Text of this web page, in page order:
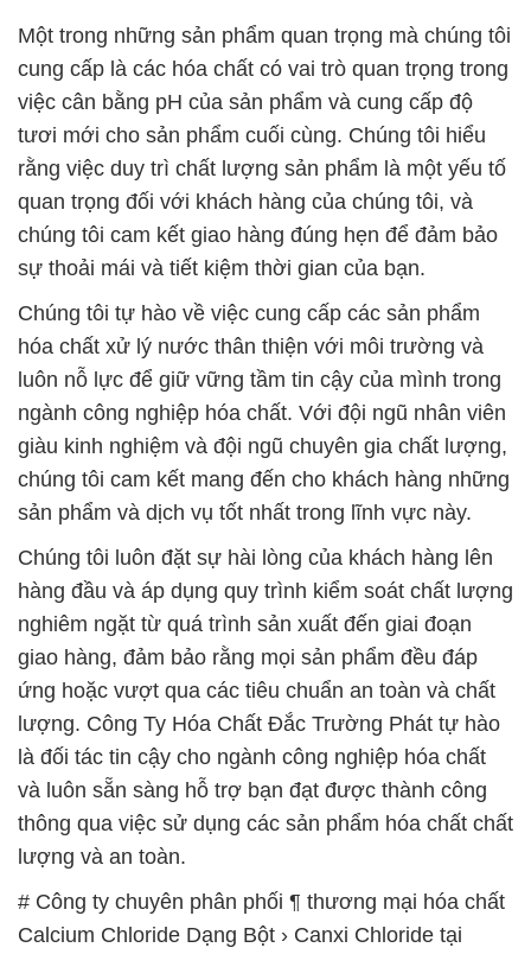
Một trong những sản phẩm quan trọng mà chúng tôi
cung cấp là các hóa chất có vai trò quan trọng trong
việc cân bằng pH của sản phẩm và cung cấp độ
tươi mới cho sản phẩm cuối cùng. Chúng tôi hiểu
rằng việc duy trì chất lượng sản phẩm là một yếu tố
quan trọng đối với khách hàng của chúng tôi, và
chúng tôi cam kết giao hàng đúng hẹn để đảm bảo
sự thoải mái và tiết kiệm thời gian của bạn.
Chúng tôi tự hào về việc cung cấp các sản phẩm
hóa chất xử lý nước thân thiện với môi trường và
luôn nỗ lực để giữ vững tầm tin cậy của mình trong
ngành công nghiệp hóa chất. Với đội ngũ nhân viên
giàu kinh nghiệm và đội ngũ chuyên gia chất lượng,
chúng tôi cam kết mang đến cho khách hàng những
sản phẩm và dịch vụ tốt nhất trong lĩnh vực này.
Chúng tôi luôn đặt sự hài lòng của khách hàng lên
hàng đầu và áp dụng quy trình kiểm soát chất lượng
nghiêm ngặt từ quá trình sản xuất đến giai đoạn
giao hàng, đảm bảo rằng mọi sản phẩm đều đáp
ứng hoặc vượt qua các tiêu chuẩn an toàn và chất
lượng. Công Ty Hóa Chất Đắc Trường Phát tự hào
là đối tác tin cậy cho ngành công nghiệp hóa chất
và luôn sẵn sàng hỗ trợ bạn đạt được thành công
thông qua việc sử dụng các sản phẩm hóa chất chất
lượng và an toàn.
# Công ty chuyên phân phối ¶ thương mại hóa chất
Calcium Chloride Dạng Bột › Canxi Chloride tại